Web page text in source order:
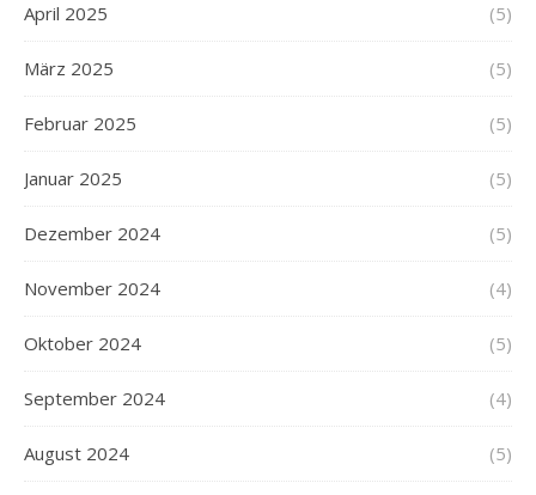
April 2025 (5)
März 2025 (5)
Februar 2025 (5)
Januar 2025 (5)
Dezember 2024 (5)
November 2024 (4)
Oktober 2024 (5)
September 2024 (4)
August 2024 (5)